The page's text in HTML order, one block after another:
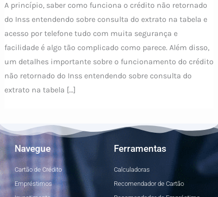
A princípio, saber como funciona o crédito não retornado
do Inss entendendo sobre consulta do extrato na tabela e
acesso por telefone tudo com muita segurança e
facilidade é algo tão complicado como parece. Além disso,
um detalhes importante sobre o funcionamento do crédito
não retornado do Inss entendendo sobre consulta do
extrato na tabela […]
Navegue
Cartão de Crédito
Empréstimos
Ferramentas
Calculadoras
Recomendador de Cartão